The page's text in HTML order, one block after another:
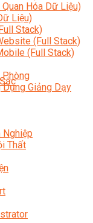
Hóa Dữ Liệu)
Liệu)
Stack)
(Full Stack)
(Full Stack)
Phòng
Dụng Giảng Dạy
Nghiệp
Thất